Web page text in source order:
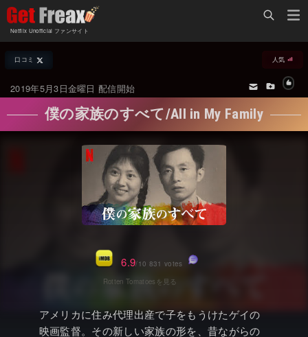
Netflix Unofficial ファンサイト
Netflix新着作品
オールジャンル
海外ドラマ・シリーズ
海外映画
国内TV番組・ドラマ
国内映画
アニメ
配信終了予定の作品
海外ドラマ・ラインナップ
Netflix 人気ランキング
Netflix 全作品ラインナップ
Netflix配信作品カスタム検索
トレンド
VOD 総合作品情報
Netflix・VOD総合News
口コミ 人気
2019年5月3日金曜日 配信開始
僕の家族のすべて/All in My Family
アメリカに住み代理出産で子をもうけたゲイの
映画監督。その新しい家族の形を、昔ながらの
6.9/10 831 votes